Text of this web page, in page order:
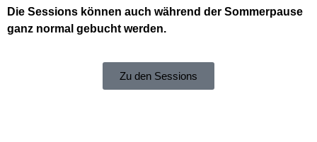
Die Sessions können auch während der Sommerpause
ganz normal gebucht werden.
Zu den Sessions